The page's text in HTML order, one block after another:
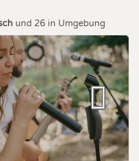
und 26 in Umgebung